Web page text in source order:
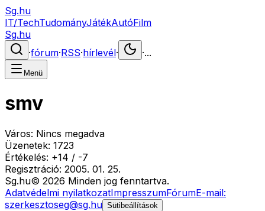
Sg.hu
IT/TechTudományJátékAutóFilm
Sg.hu
·fórum·RSS·hírlevél· ·...
Menü
smv
Város: Nincs megadva
Üzenetek: 1723
Értékelés: +14 / -7
Regisztráció: 2005. 01. 25.
Sg.hu© 2026 Minden jog fenntartva.
Adatvédelmi nyilatkozatImpresszumFórumE-mail:
szerkesztoseg@sg.hu Sütibeállítások